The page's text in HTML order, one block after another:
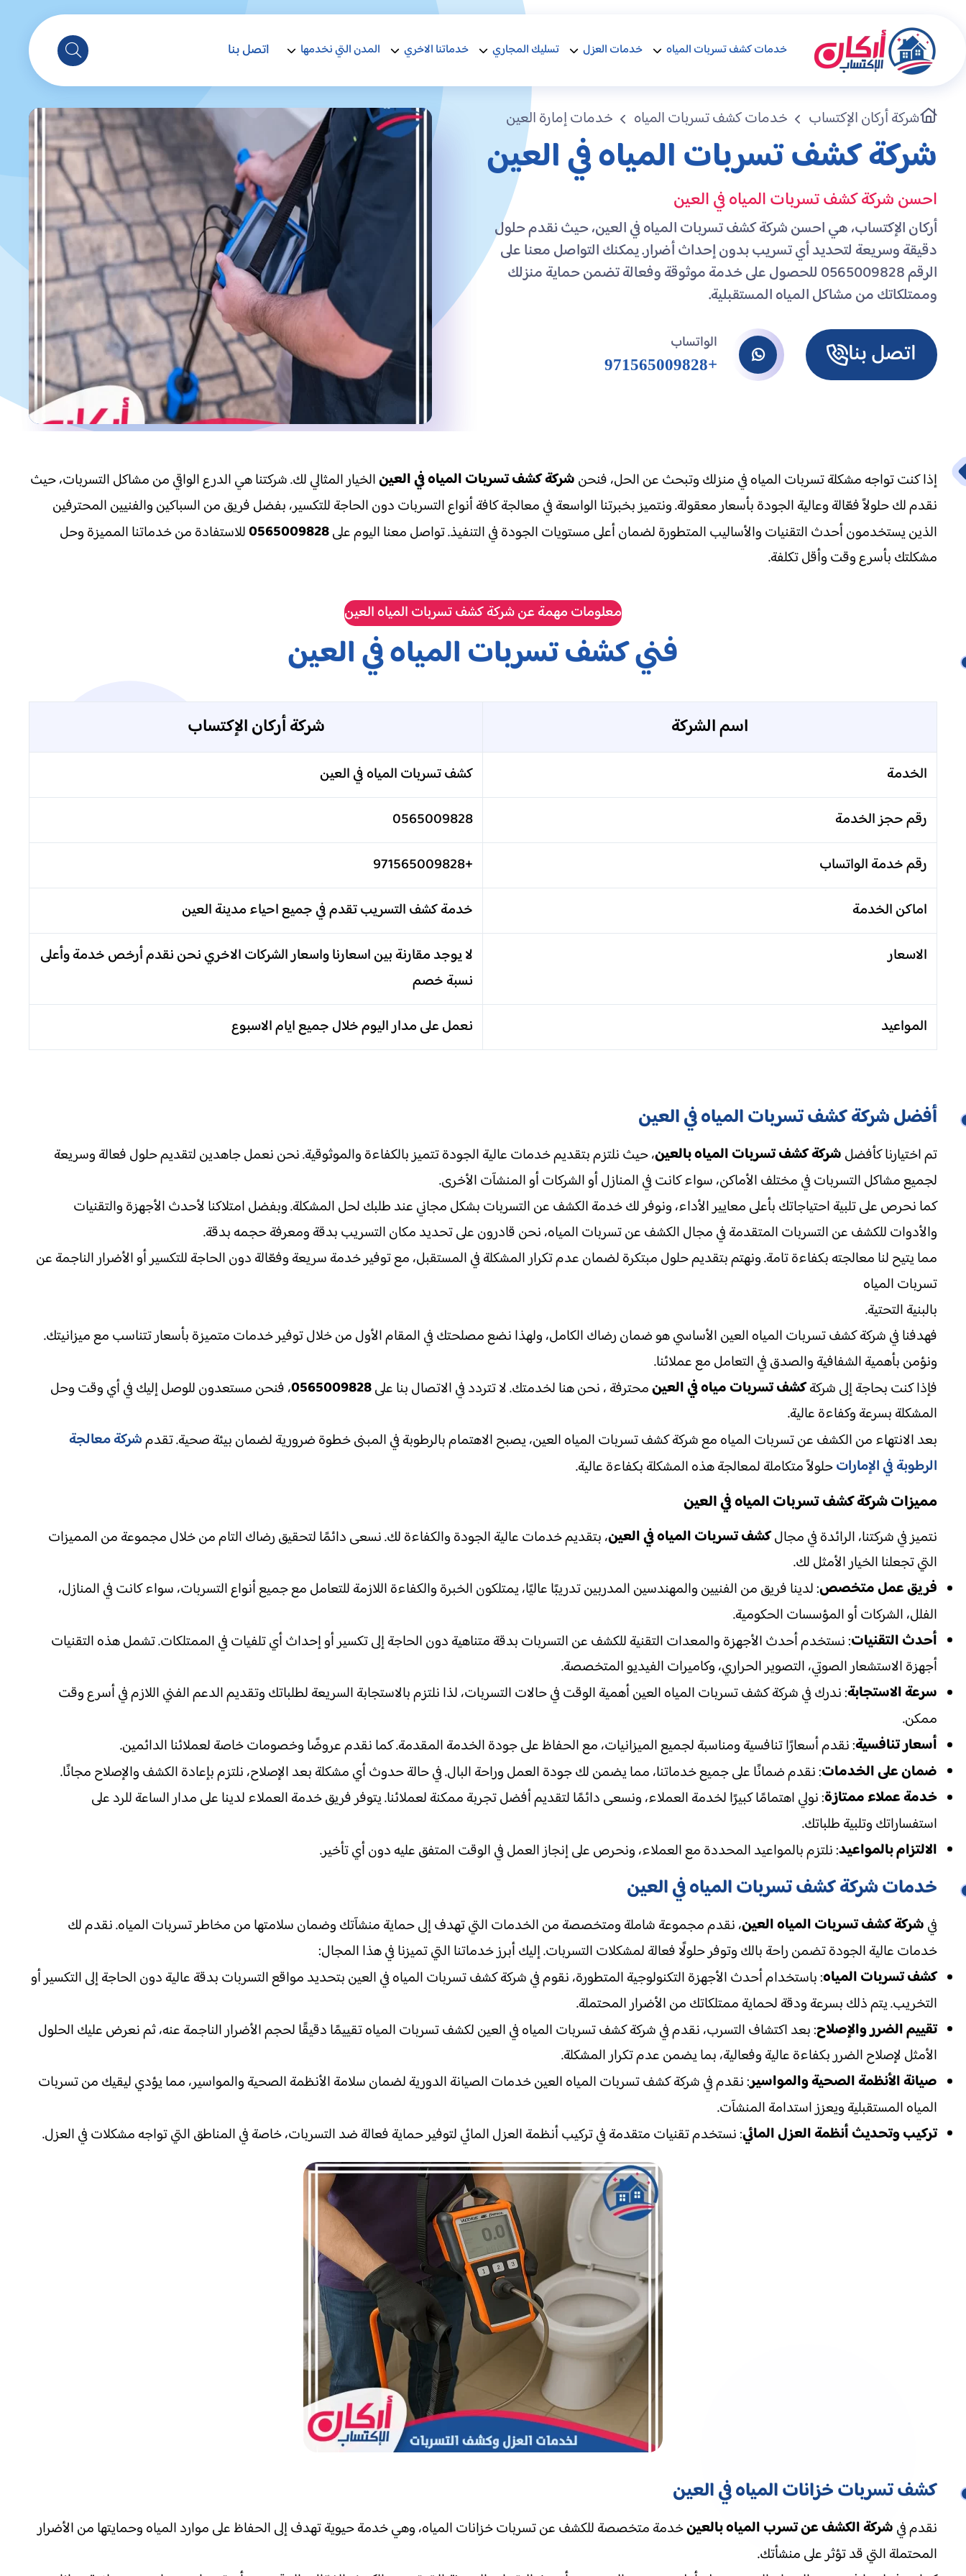
خدمات كشف تسربات المياه خدمات العزل تسليك المجاري خدماتنا الاخري المدن التي نخدمها اتصل بنا
شركة أركان الإكتساب خدمات كشف تسربات المياه خدمات إمارة العين
شركة كشف تسربات المياه في العين
احسن شركة كشف تسربات المياه في العين
أركان الإكتساب، هي احسن شركة كشف تسربات المياه في العين، حيث نقدم حلول
دقيقة وسريعة لتحديد أي تسريب بدون إحداث أضرار. يمكنك التواصل معنا على
الرقم 0565009828 للحصول على خدمة موثوقة وفعالة تضمن حماية منزلك
وممتلكاتك من مشاكل المياه المستقبلية.
اتصل بنا الواتساب
+971565009828
إذا كنت تواجه مشكلة تسربات المياه في منزلك وتبحث عن الحل، فنحنشركة كشف تسربات المياه في العينالخيار المثالي لك. شركتنا هي الدرع الواقي من مشاكل التسربات، حيث
نقدم لك حلولاً فعّالة وعالية الجودة بأسعار معقولة. ونتميز بخبرتنا الواسعة في معالجة كافة أنواع التسربات دون الحاجة للتكسير، بفضل فريق من السباكين والفنيين المحترفين
الذين يستخدمون أحدث التقنيات والأساليب المتطورة لضمان أعلى مستويات الجودة في التنفيذ. تواصل معنا اليوم على0565009828للاستفادة من خدماتنا المميزة وحل
مشكلتك بأسرع وقت وأقل تكلفة.
معلومات مهمة عن شركة كشف تسربات المياه العين
فني كشف تسربات المياه في العين
اسم الشركة شركة أركان الإكتساب
الخدمة
كشف تسربات المياه في العين
رقم حجز الخدمة
0565009828
رقم خدمة الواتساب
+971565009828
اماكن الخدمة
خدمة كشف التسريب تقدم في جميع احياء مدينة العين
الاسعار
لا يوجد مقارنة بين اسعارنا واسعار الشركات الاخري نحن نقدم أرخص خدمة وأعلى
نسبة خصم
المواعيد
نعمل على مدار اليوم خلال جميع ايام الاسبوع
أفضل شركة كشف تسربات المياه في العين
تم اختيارنا كأفضلشركة كشف تسربات المياه بالعين، حيث نلتزم بتقديم خدمات عالية الجودة تتميز بالكفاءة والموثوقية. نحن نعمل جاهدين لتقديم حلول فعالة وسريعة
لجميع مشاكل التسربات في مختلف الأماكن، سواء كانت في المنازل أو الشركات أو المنشآت الأخرى.
كما نحرص على تلبية احتياجاتك بأعلى معايير الأداء، ونوفر لك خدمة الكشف عن التسربات بشكل مجاني عند طلبك لحل المشكلة. وبفضل امتلاكنا لأحدث الأجهزة والتقنيات
والأدوات للكشف عن التسربات المتقدمة في مجال الكشف عن تسربات المياه، نحن قادرون على تحديد مكان التسريب بدقة ومعرفة حجمه بدقة.
مما يتيح لنا معالجته بكفاءة تامة. ونهتم بتقديم حلول مبتكرة لضمان عدم تكرار المشكلة في المستقبل، مع توفير خدمة سريعة وفعّالة دون الحاجة للتكسير أو الأضرار الناجمة عن
تسربات المياه
بالبنية التحتية.
فهدفنا في شركة كشف تسربات المياه العين الأساسي هو ضمان رضاك الكامل، ولهذا نضع مصلحتك في المقام الأول من خلال توفير خدمات متميزة بأسعار تتناسب مع ميزانيتك.
ونؤمن بأهمية الشفافية والصدق في التعامل مع عملائنا.
فإذا كنت بحاجة إلى شركةكشف تسربات مياه في العينمحترفة ، نحن هنا لخدمتك. لا تتردد في الاتصال بنا على0565009828، فنحن مستعدون للوصل إليك في أي وقت وحل
المشكلة بسرعة وكفاءة عالية.
بعد الانتهاء من الكشف عن تسربات المياه مع شركة كشف تسربات المياه العين، يصبح الاهتمام بالرطوبة في المبنى خطوة ضرورية لضمان بيئة صحية. تقدمشركة معالجة
الرطوبة في الإماراتحلولاً متكاملة لمعالجة هذه المشكلة بكفاءة عالية.
مميزات شركة كشف تسربات المياه في العين
نتميز في شركتنا، الرائدة في مجالكشف تسربات المياه في العين، بتقديم خدمات عالية الجودة والكفاءة لك. نسعى دائمًا لتحقيق رضاك التام من خلال مجموعة من المميزات
التي تجعلنا الخيار الأمثل لك.
فريق عمل متخصص: لدينا فريق من الفنيين والمهندسين المدربين تدريبًا عاليًا، يمتلكون الخبرة والكفاءة اللازمة للتعامل مع جميع أنواع التسربات، سواء كانت في المنازل،
الفلل، الشركات أو المؤسسات الحكومية.
أحدث التقنيات: نستخدم أحدث الأجهزة والمعدات التقنية للكشف عن التسربات بدقة متناهية دون الحاجة إلى تكسير أو إحداث أي تلفيات في الممتلكات. تشمل هذه التقنيات
أجهزة الاستشعار الصوتي، التصوير الحراري، وكاميرات الفيديو المتخصصة.
سرعة الاستجابة: ندرك في شركة كشف تسربات المياه العين أهمية الوقت في حالات التسربات، لذا نلتزم بالاستجابة السريعة لطلباتك وتقديم الدعم الفني اللازم في أسرع وقت
ممكن.
أسعار تنافسية: نقدم أسعارًا تنافسية ومناسبة لجميع الميزانيات، مع الحفاظ على جودة الخدمة المقدمة. كما نقدم عروضًا وخصومات خاصة لعملائنا الدائمين.
ضمان على الخدمات: نقدم ضمانًا على جميع خدماتنا، مما يضمن لك جودة العمل وراحة البال. في حالة حدوث أي مشكلة بعد الإصلاح، نلتزم بإعادة الكشف والإصلاح مجانًا.
خدمة عملاء ممتازة: نولي اهتمامًا كبيرًا لخدمة العملاء، ونسعى دائمًا لتقديم أفضل تجربة ممكنة لعملائنا. يتوفر فريق خدمة العملاء لدينا على مدار الساعة للرد على
استفساراتك وتلبية طلباتك.
الالتزام بالمواعيد: نلتزم بالمواعيد المحددة مع العملاء، ونحرص على إنجاز العمل في الوقت المتفق عليه دون أي تأخير.
خدمات شركة كشف تسربات المياه في العين
فيشركة كشف تسربات المياه العين، نقدم مجموعة شاملة ومتخصصة من الخدمات التي تهدف إلى حماية منشآتك وضمان سلامتها من مخاطر تسربات المياه. نقدم لك
خدمات عالية الجودة تضمن راحة بالك وتوفر حلولًا فعالة لمشكلات التسربات. إليك أبرز خدماتنا التي تميزنا في هذا المجال:
كشف تسربات المياه: باستخدام أحدث الأجهزة التكنولوجية المتطورة، نقوم في شركة كشف تسربات المياه في العين بتحديد مواقع التسربات بدقة عالية دون الحاجة إلى التكسير أو
التخريب. يتم ذلك بسرعة ودقة لحماية ممتلكاتك من الأضرار المحتملة.
تقييم الضرر والإصلاح: بعد اكتشاف التسرب، نقدم في شركة كشف تسربات المياه في العين لكشف تسربات المياه تقييمًا دقيقًا لحجم الأضرار الناجمة عنه، ثم نعرض عليك الحلول
الأمثل لإصلاح الضرر بكفاءة عالية وفعالية، بما يضمن عدم تكرار المشكلة.
صيانة الأنظمة الصحية والمواسير: نقدم في شركة كشف تسربات المياه العين خدمات الصيانة الدورية لضمان سلامة الأنظمة الصحية والمواسير، مما يؤدي ليقيك من تسربات
المياه المستقبلية ويعزز استدامة المنشآت.
تركيب وتحديث أنظمة العزل المائي: نستخدم تقنيات متقدمة في تركيب أنظمة العزل المائي لتوفير حماية فعالة ضد التسربات، خاصة في المناطق التي تواجه مشكلات في العزل.
كشف تسربات خزانات المياه في العين
نقدم فيشركة الكشف عن تسرب المياه بالعينخدمة متخصصة للكشف عن تسربات خزانات المياه، وهي خدمة حيوية تهدف إلى الحفاظ على موارد المياه وحمايتها من الأضرار
المحتملة التي قد تؤثر على منشأتك.